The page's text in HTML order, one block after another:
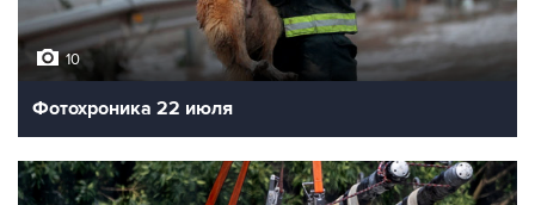
10
Фотохроника 22 июля